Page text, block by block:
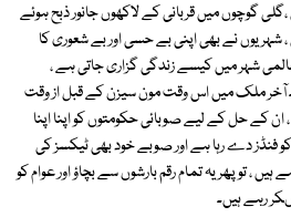
گوچوں میں قربانی کے لاکھوں جانور ذبح ہوئے
شہریوں نے بھی اپنی بے حسی اور بے شعوری کا
شہر میں کیسے زندگی گزاری جاتی ہے ،
آخر ملک میں اس وقت مون سیزن کے قبل از وقت
کے حل کے لیے صوبائی حکومتوں کو اپنا اپنا
فنڈز دے رہا ہے اور صوبے خود بھی ٹیکسز کی
تو پھر یہ تمام رقم بارشوں سے بچاؤ اور عوام کو
رہے ہیں۔